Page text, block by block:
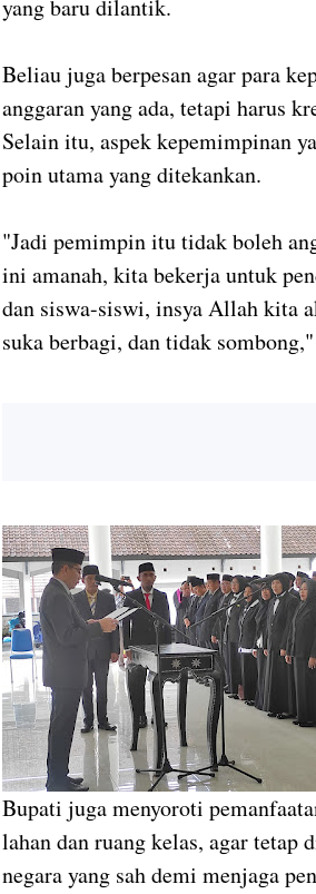
yang baru dilantik.
Beliau juga berpesan agar para
anggaran yang ada, tetapi harus
Selain itu, aspek kepemimpinan
poin utama yang ditekankan.
"Jadi pemimpin itu tidak boleh
ini amanah, kita bekerja untuk
dan siswa-siswi, insya Allah kita
suka berbagi, dan tidak
Bupati juga menyoroti
lahan dan ruang kelas, agar tetap
negara yang sah demi menjaga